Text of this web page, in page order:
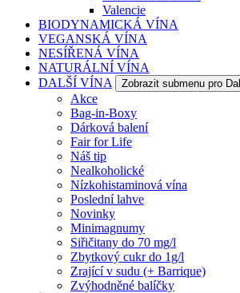
Valencie
BIODYNAMICKÁ VÍNA
VEGANSKÁ VÍNA
NESÍŘENÁ VÍNA
NATURÁLNÍ VÍNA
DALŠÍ VÍNA
Zobrazit submenu pro
Akce
Bag-in-Boxy
Dárková balení
Fair for Life
Náš tip
Nealkoholické
Nízkohistaminová vína
Poslední lahve
Novinky
Minimagnumy
Siřičitany do 70 mg/l
Zbytkový cukr do 1g/l
Zrající v sudu (+ Barrique)
Zvýhodněné balíčky